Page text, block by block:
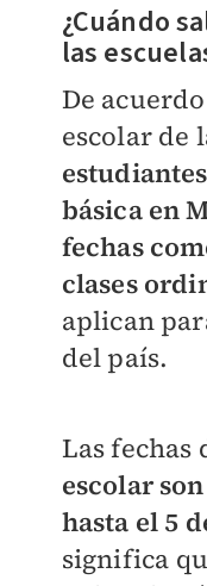
¿Cuándo
las
De
escolar de
básica en
fechas
clases
aplican
del país.
Las fechas
escolar
hasta el 5
significa